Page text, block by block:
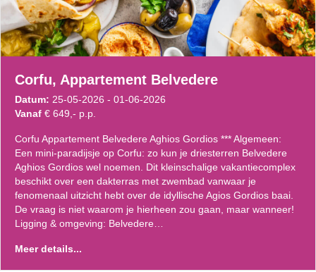
Corfu, Appartement Belvedere
Datum: 25-05-2026 - 01-06-2026
Vanaf € 649,- p.p.
Corfu Appartement Belvedere Aghios Gordios *** Algemeen:
Een mini-paradijsje op Corfu: zo kun je driesterren Belvedere
Aghios Gordios wel noemen. Dit kleinschalige vakantiecomplex
beschikt over een dakterras met zwembad vanwaar je
fenomenaal uitzicht hebt over de idyllische Agios Gordios baai.
De vraag is niet waarom je hierheen zou gaan, maar wanneer!
Ligging & omgeving: Belvedere…
Meer details...